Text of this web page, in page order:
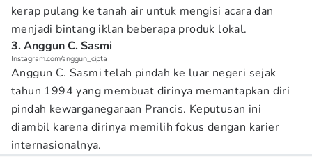
kerap pulang ke tanah air untuk mengisi acara dan
menjadi bintang iklan beberapa produk lokal.
3. Anggun C. Sasmi
Instagram.com/anggun_cipta
Anggun C. Sasmi telah pindah ke luar negeri sejak
tahun 1994 yang membuat dirinya memantapkan diri
pindah kewarganegaraan Prancis. Keputusan ini
diambil karena dirinya memilih fokus dengan karier
internasionalnya.